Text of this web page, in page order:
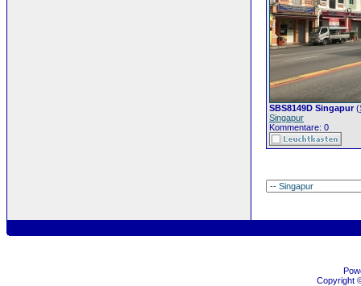
SBS8149D Singapur(
Singapur
Kommentare: 0
Copyright